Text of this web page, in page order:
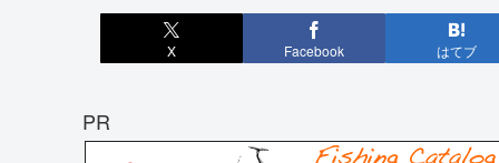
X Facebook はてブ
PR